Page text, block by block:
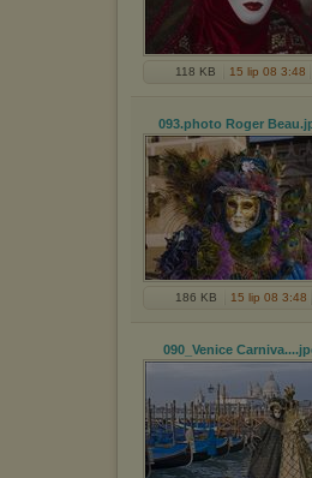
118 KB 15 lip 08 3:48
093.photo Roger Beau
186 KB 15 lip 08 3:48
090_Venice Carniva...